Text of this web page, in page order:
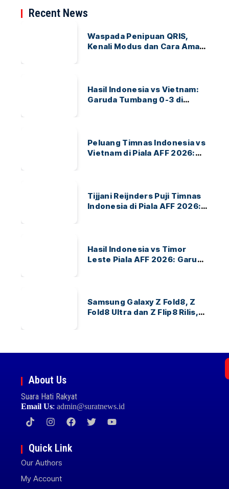
Recent News
Waspada Penipuan QRIS,
Kenali Modus dan Cara Aman
Hasil Indonesia vs Vietnam:
Garuda Tumbang 0-3 di
Peluang Timnas Indonesia vs
Vietnam di Piala AFF 2026:
Tijjani Reijnders Puji Timnas
Indonesia di Piala AFF 2026:
Hasil Indonesia vs Timor
Leste Piala AFF 2026: Garuda
Samsung Galaxy Z Fold8, Z
Fold8 Ultra dan Z Flip8 Rilis,
About Us
Suara Hati Rakyat
Email Us:admin@suratnews.id
Quick Link
Our Authors
My Account